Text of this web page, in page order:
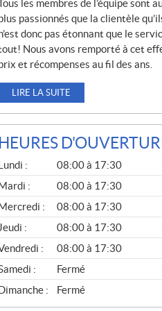
les membres de l’équipe sont
passionnés que la clientèle
donc pas étonnant que le
Nous avons remporté à cet
et récompenses au fil des ans.
LIRE LA SUITE
HEURES
Lundi :
08:00 à 17:30
Mardi :
08:00 à 17:30
Mercredi :
08:00 à 17:30
:
08:00 à 17:30
:
08:00 à 17:30
:
Fermé
Dimanche :
Fermé